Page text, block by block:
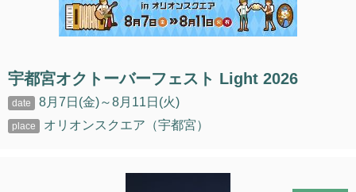
宇都宮オクトーバーフェスト Light 2026
8月7日(金)～8月11日(火)
オリオンスクエア（宇都宮）